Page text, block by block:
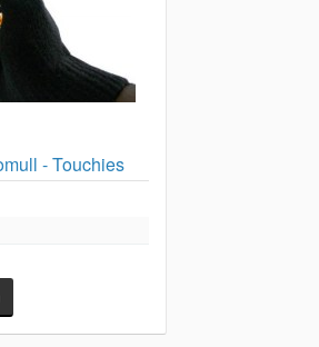
- Touchies